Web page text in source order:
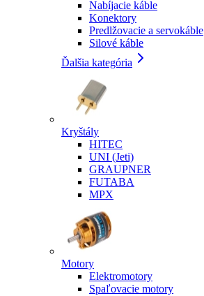
Nabíjacie káble
Konektory
Predlžovacie a servokáble
Silové káble
Ďalšia kategória
Kryštály
HITEC
UNI (Jeti)
GRAUPNER
FUTABA
MPX
Motory
Elektromotory
Spaľovacie motory